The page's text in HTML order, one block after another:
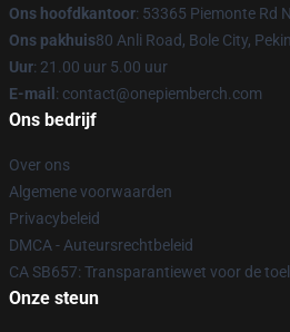
Ons hoofdkantoor: 53365 Piemonte Rd
Ons pakhuis80 Anli Road, Bole City,
Uur: 21.00 uur 5.00 uur
E-mail : contact@onepiemberch.com
Ons bedrijf
Over ons
Algemene voorwaarden
Privacybeleid
DMCA - Auteursrechtbeleid
CA SB657: Transparantiewet voor de
Onze steun